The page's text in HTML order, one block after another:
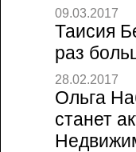
09.03.2017
Таисия
раз
28.02.2017
Ольга
станет